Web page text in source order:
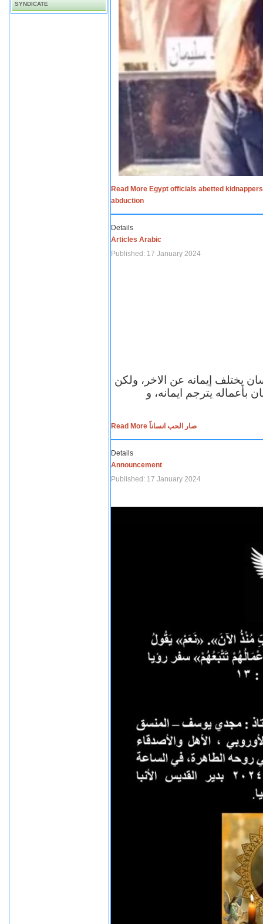
SYNDICATE
Read More Egypt officials abetted
abduction
Details
Articles Arabic
Published: 17 January 2024
يختلف إيمانه عن الاخر، ولكن
بأعماله يترجم ايمانه، و
Read More صار الحب انساناً
Details
Announcement
Published: 17 January 2024